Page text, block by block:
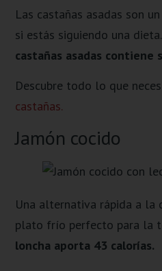
Las castañas asadas son
si estás siguiendo una dieta.
castañas asadas contiene
Descubre todo lo que
castañas.
Jamón cocido
Una alternativa rápida a la
plato frío perfecto para la
loncha aporta 43 calorías.